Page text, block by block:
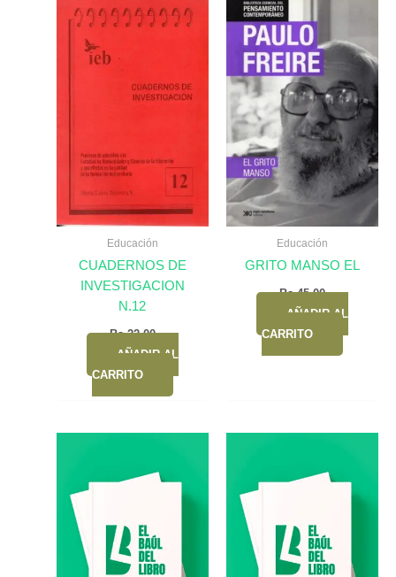
Educación
CUADERNOS DE
INVESTIGACION
N.12
Bs.22,00
AÑADIR AL
CARRITO
Educación
GRITO MANSO EL
Bs.45,00
AÑADIR AL
CARRITO